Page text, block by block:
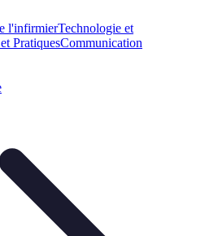
l'infirmierTechnologie et
PratiquesCommunication